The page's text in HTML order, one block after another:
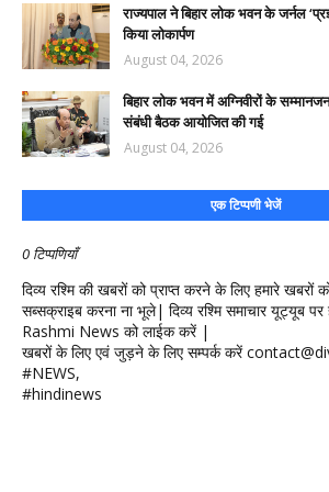
राज्यपाल ने बिहार लोक भवन के जर्नल
किया लोकार्पण
August 04, 2026
बिहार लोक भवन में अग्निवीरों के
संबंधी बैठक आयोजित की गई
August 04, 2026
एक टिप्पणी भेजें
0 टिप्पणियाँ
दिव्य रश्मि की खबरों को प्राप्त करने के लिए हमारे खबरों
सब्सक्राइब करना ना भूले| दिव्य रश्मि समाचार यूट्यूब
Rashmi News को लाईक करें |
खबरों के लिए एवं जुड़ने के लिए सम्पर्क करें
#NEWS,
#hindinews